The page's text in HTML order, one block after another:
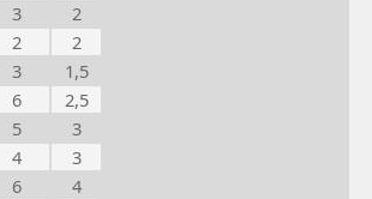
3
2
2
2
3
1,5
6
2,5
5
3
4
3
6
4